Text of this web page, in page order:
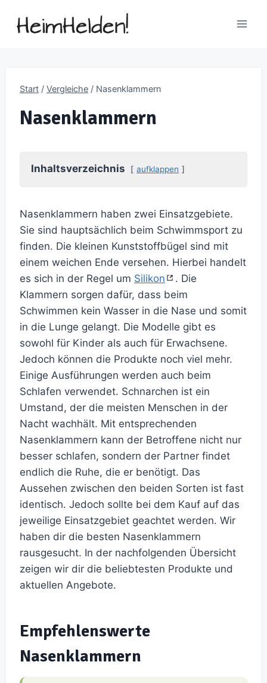
Inhalt
Start / Vergleiche / Nasenklammern
Nasenklammern
Inhaltsverzeichnis aufklappen
Nasenklammern haben zwei Einsatzgebiete.
Sie sind hauptsächlich beim Schwimmsport zu
finden. Die kleinen Kunststoffbügel sind mit
einem weichen Ende versehen. Hierbei handelt
es sich in der Regel um Silikon
. Die
Klammern sorgen dafür, dass beim
Schwimmen kein Wasser in die Nase und somit
in die Lunge gelangt. Die Modelle gibt es
sowohl für Kinder als auch für Erwachsene.
Jedoch können die Produkte noch viel mehr.
Einige Ausführungen werden auch beim
Schlafen verwendet. Schnarchen ist ein
Umstand, der die meisten Menschen in der
Nacht wachhält. Mit entsprechenden
Nasenklammern kann der Betroffene nicht nur
besser schlafen, sondern der Partner findet
endlich die Ruhe, die er benötigt. Das
Aussehen zwischen den beiden Sorten ist fast
identisch. Jedoch sollte bei dem Kauf auf das
jeweilige Einsatzgebiet geachtet werden. Wir
haben dir die besten Nasenklammern
rausgesucht. In der nachfolgenden Übersicht
zeigen wir dir die beliebtesten Produkte und
aktuellen Angebote.
Empfehlenswerte
Nasenklammern